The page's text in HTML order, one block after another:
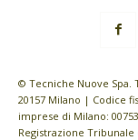
© Tecniche Nuove Spa.
20157 Milano | Codice
imprese di Milano:
Registrazione